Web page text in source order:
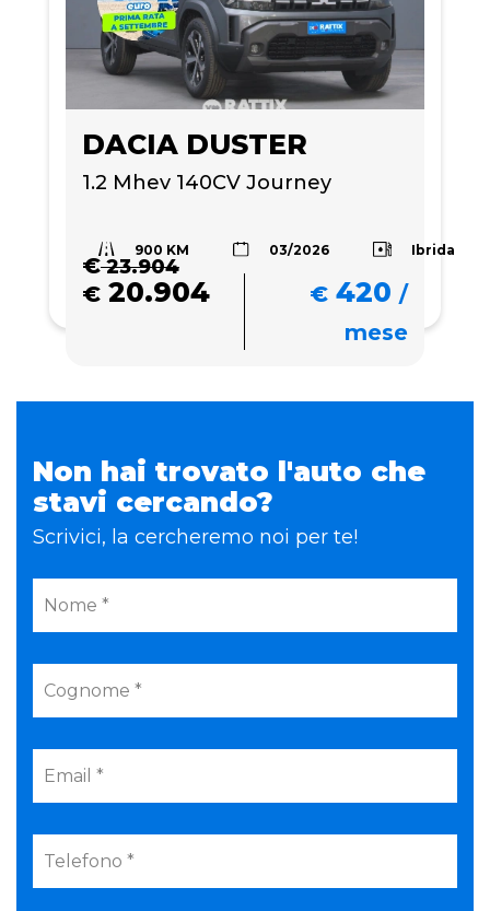
DACIA DUSTER
1.2 Mhev 140CV Journey
900 KM 03/2026 Ibrida
€23.904
€ 20.904 € 420 /
mese
Non hai trovato l'auto che
stavi cercando?
Scrivici, la cercheremo noi per te!